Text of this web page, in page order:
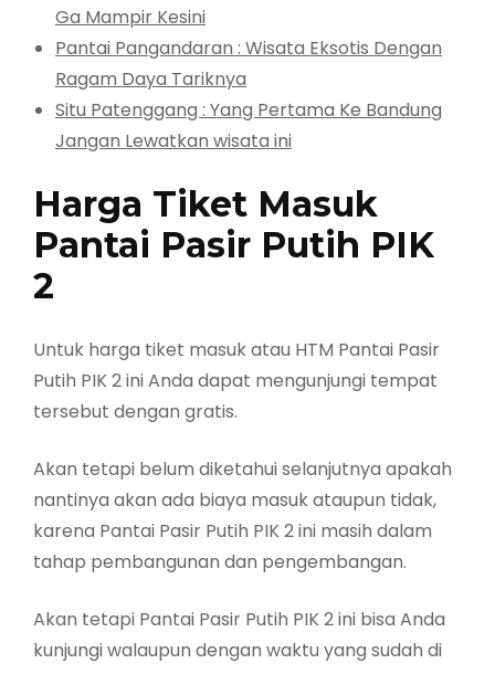
Ga Mampir Kesini
Pantai Pangandaran : Wisata Eksotis Dengan
Ragam Daya Tariknya
Situ Patenggang : Yang Pertama Ke Bandung
Jangan Lewatkan wisata ini
Harga Tiket Masuk
Pantai Pasir Putih PIK
2
Untuk harga tiket masuk atau HTM Pantai Pasir
Putih PIK 2 ini Anda dapat mengunjungi tempat
tersebut dengan gratis.
Akan tetapi belum diketahui selanjutnya apakah
nantinya akan ada biaya masuk ataupun tidak,
karena Pantai Pasir Putih PIK 2 ini masih dalam
tahap pembangunan dan pengembangan.
Akan tetapi Pantai Pasir Putih PIK 2 ini bisa Anda
kunjungi walaupun dengan waktu yang sudah di